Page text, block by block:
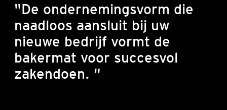
"De ondernemingsvorm die
naadloos aansluit bij uw
nieuwe bedrijf vormt de
bakermat voor succesvol
zakendoen. "